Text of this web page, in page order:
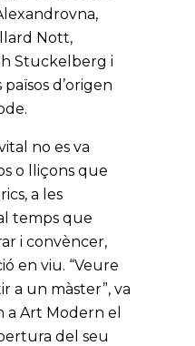
Nott,
Stuckelberg i
d’origen
no es va
o lliçons que
a les
temps que
i convèncer,
en viu. “Veure
a un màster”, va
a Art Modern el
del seu